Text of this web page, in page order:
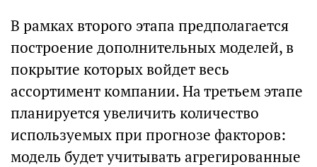
В рамках второго этапа предполагается
построение дополнительных моделей, в
покрытие которых войдет весь
ассортимент компании. На третьем этапе
планируется увеличить количество
используемых при прогнозе факторов:
модель будет учитывать агрегированные